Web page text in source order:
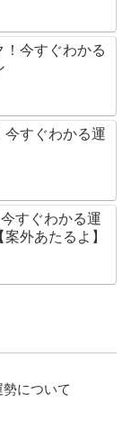
！今すぐわかる
今すぐわかる運
すぐわかる運
外あたるよ】
について